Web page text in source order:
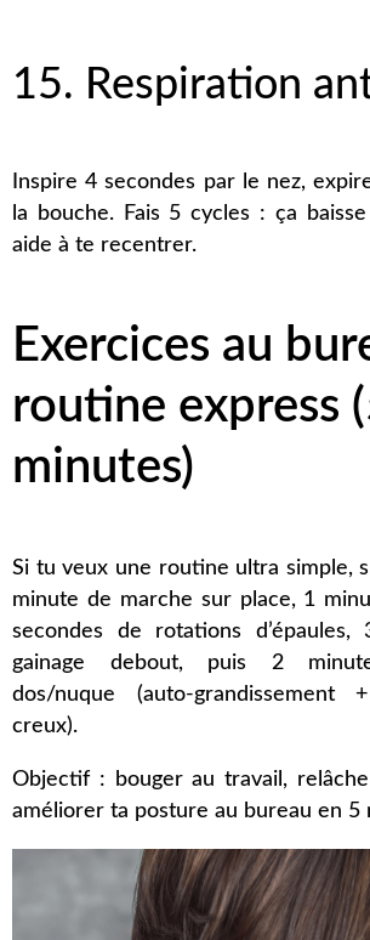
15. Respiration
Inspire 4 secondes par le nez,
la bouche. Fais 5 cycles : ça
aide à te recentrer.
Exercices au
routine express
minutes)
Si tu veux une routine ultra simple,
minute de marche sur place, 1
secondes de rotations d’épaules,
gainage debout, puis 2
dos/nuque (auto-grandissement
creux).
Objectif : bouger au travail,
améliorer ta posture au bureau en 5